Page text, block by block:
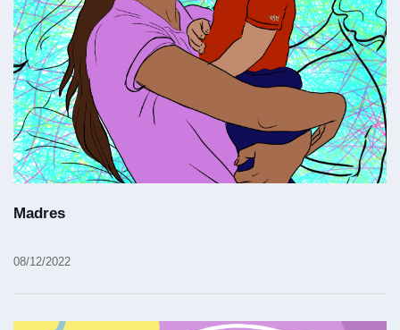
Madres
08/12/2022